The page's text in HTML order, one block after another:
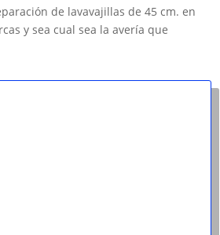
de lavavajillas de 45 cm. en
y sea cual sea la avería que